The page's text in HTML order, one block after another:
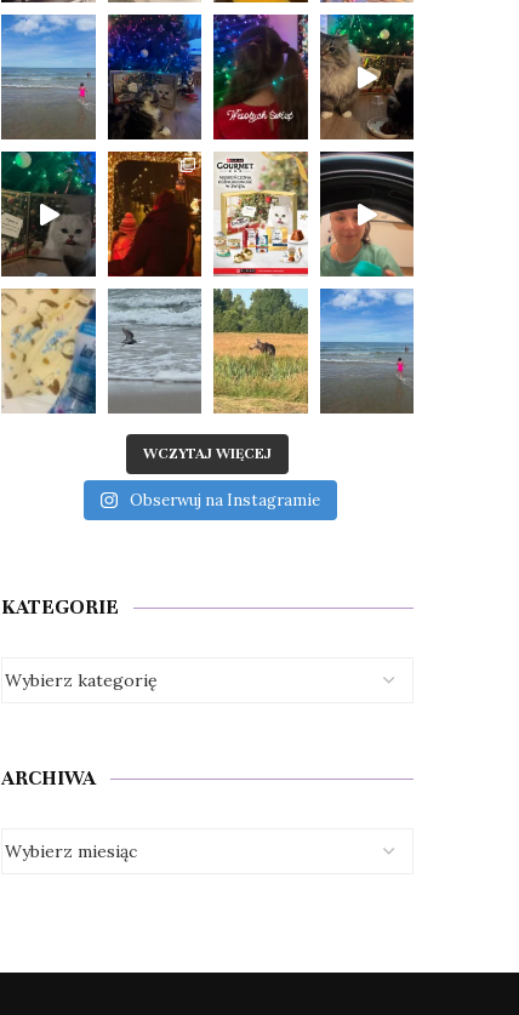
WCZYTAJ WIĘCEJ
Obserwuj na Instagramie
KATEGORIE
ARCHIWA